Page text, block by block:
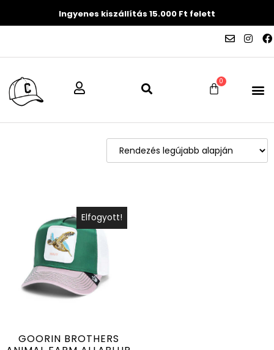
Ingyenes kiszállítás 15.000 Ft felett
0
Elfogyott!
GOORIN BROTHERS